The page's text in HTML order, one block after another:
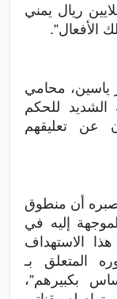
ريال يمني
الأفعال”.
ياسين، محامي
للحكم
عن تعليقهم
صبره أن منطوق
إليه في
الاستهداف
المتعلق بـ
بكبيرهم”،